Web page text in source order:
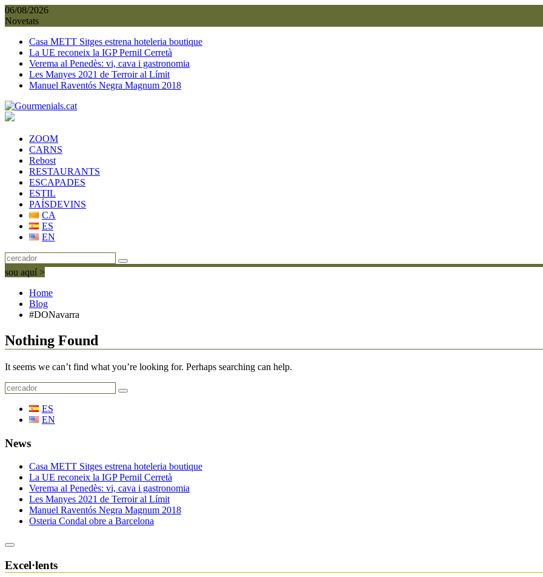
Skip
to
06/08/2026
Novetats
Casa METT Sitges estrena hoteleria boutique
La UE reconeix la IGP Pernil Cerretà
Verema al Penedès: vi, cava i gastronomia
Les Manyes 2021 de Terroir al Límit
Manuel Raventós Negra Magnum 2018
ZOOM
CARNS
Rebost
RESTAURANTS
ESCAPADES
ESTIL
PAÍSDEVINS
CA
ES
EN
sou aquí >
Home
Blog
#DONavarra
Nothing Found
It seems we can’t find what you’re looking for. Perhaps searching can help.
ES
EN
News
Casa METT Sitges estrena hoteleria boutique
La UE reconeix la IGP Pernil Cerretà
Verema al Penedès: vi, cava i gastronomia
Les Manyes 2021 de Terroir al Límit
Manuel Raventós Negra Magnum 2018
Osteria Condal obre a Barcelona
Excel·lents